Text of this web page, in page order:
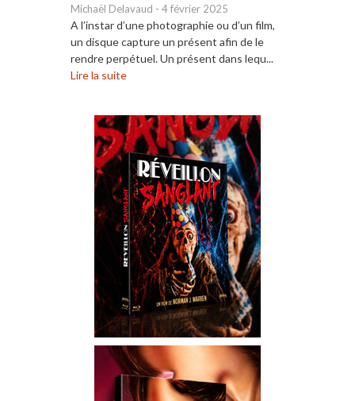
Michaël Delavaud - 4 février 2025
A l’instar d’une photographie ou d’un film,
un disque capture un présent afin de le
rendre perpétuel. Un présent dans lequ...
Lire la suite